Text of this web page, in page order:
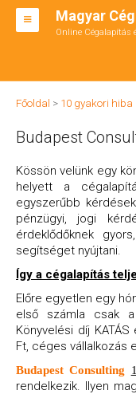
Magyar
Online Cégalapítás
BT ALAPÍTÁS
CÉGMÓDOSÍTÁS
ÁTALAKULÁS
TEÁOR SZÁMOK '08
ENGEDÉLYKÖTELES
KAPCSOLAT
IRODÁK
Főoldal > 10 gyakori hiba
Budapest
Kössön velünk egy
helyett a
egyszerűbb
pénzügyi, jogi
érdeklődőknek
segítséget nyújtani.
Így a cégalapítás
Előre egyetlen egy
első számla csak
Könyvelési díj
Ft, céges vállalkozás
Budapest Consulting
rendelkezik. Ilyen